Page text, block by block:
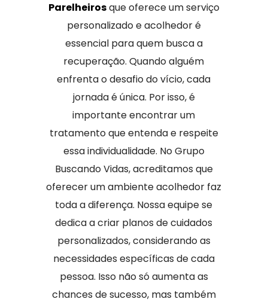
Parelheirosque oferece um serviço
personalizado e acolhedor é
essencial para quem busca a
recuperação. Quando alguém
enfrenta o desafio do vício, cada
jornada é única. Por isso, é
importante encontrar um
tratamento que entenda e respeite
essa individualidade. No Grupo
Buscando Vidas, acreditamos que
oferecer um ambiente acolhedor faz
toda a diferença. Nossa equipe se
dedica a criar planos de cuidados
personalizados, considerando as
necessidades específicas de cada
pessoa. Isso não só aumenta as
chances de sucesso, mas também